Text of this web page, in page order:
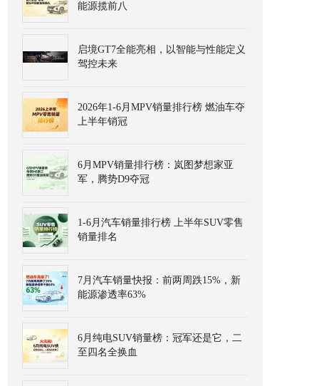
能源揽前八
启境GT7全能亮相，以智能与性能定义
驾控未来
2026年1-6月MPV销量排行榜 燃油车夺
上半年销冠
6月MPV销量排行榜：岚图梦想家亚
军，腾势D9夺冠
1-6月汽车销量排行榜 上半年SUV零售
销量排名
7月汽车销量快报：前两周跌15%，新
能源渗透率63%
6月纯电SUV销量榜：冠军还是它，二
至四名全换血